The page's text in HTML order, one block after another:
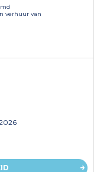
verhuur van